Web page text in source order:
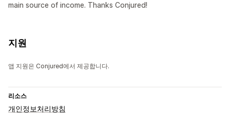
main source of income. Thanks Conjured!
지원
앱 지원은 Conjured에서 제공합니다.
리소스
개인정보처리방침